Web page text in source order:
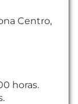
Centro,
horas.